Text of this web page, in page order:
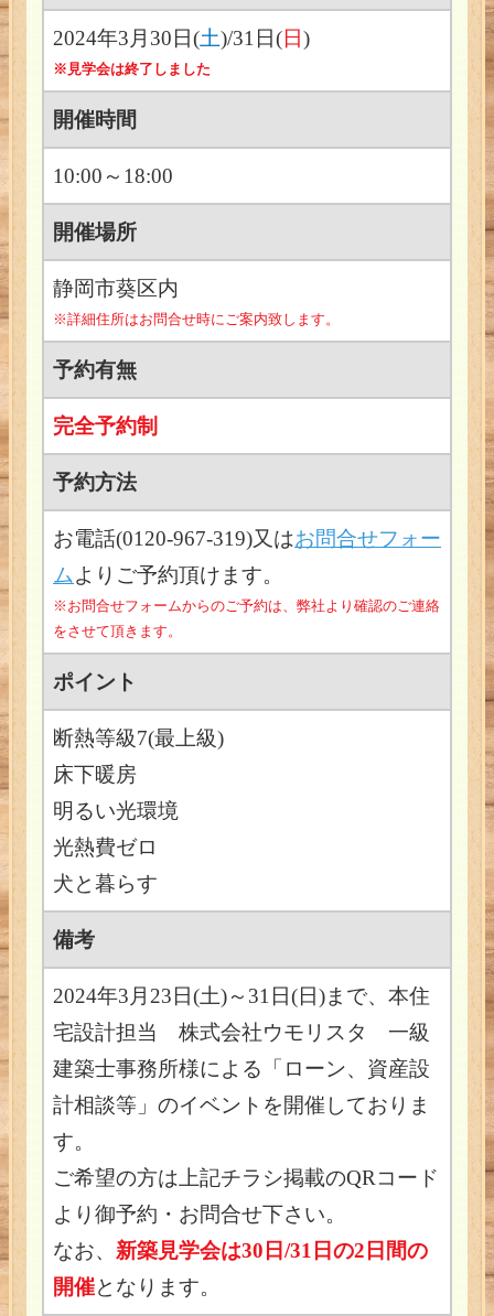
2024年3月30日(土)/31日(日)
※見学会は終了しました
開催時間
10:00～18:00
開催場所
静岡市葵区内
※詳細住所はお問合せ時にご案内致します。
予約有無
完全予約制
予約方法
お電話(0120-967-319)又はお問合せフォー
ムよりご予約頂けます。
※お問合せフォームからのご予約は、弊社より確認のご連絡
をさせて頂きます。
ポイント
断熱等級7(最上級)
床下暖房
明るい光環境
光熱費ゼロ
犬と暮らす
備考
2024年3月23日(土)～31日(日)まで、本住
宅設計担当 株式会社ウモリスタ 一級
建築士事務所様による「ローン、資産設
計相談等」のイベントを開催しておりま
す。
ご希望の方は上記チラシ掲載のQRコード
より御予約・お問合せ下さい。
なお、 新築見学会は30日/31日の2日間の
開催となります。